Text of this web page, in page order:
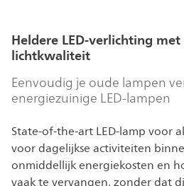
Heldere LED-verlichting
lichtkwaliteit
Eenvoudig je oude lampen
energiezuinige LED-lampen
State-of-the-art LED-lamp voor
voor dagelijkse activiteiten
onmiddellijk energiekosten en